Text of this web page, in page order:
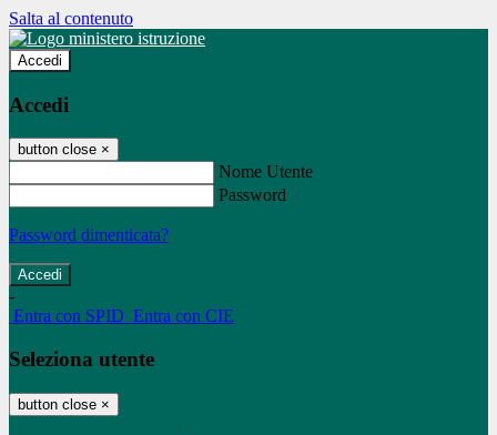
Salta al contenuto
Accedi
Accedi
button close ×
Nome Utente
Password
Password dimenticata?
-
Entra con SPID Entra con CIE
Seleziona utente
button close ×